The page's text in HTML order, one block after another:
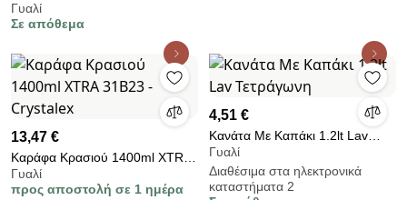
Splash Γυαλί Ροζ
8x8x10cm,15x15x16cm
Γυαλί
Σε απόθεμα
13,47 €
Καράφα Κρασιού 1400ml XTRA
31B23 - Crystalex
Γυαλί
προς αποστολή σε 1 ημέρα
4,51 €
Κανάτα Με Καπάκι 1.2lt Lav
Τετράγωνη
Γυαλί
Διαθέσιμα στα ηλεκτρονικά
καταστήματα 2